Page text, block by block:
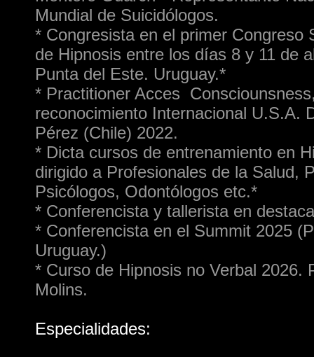
Mundial de Suicidólogos.
* Congresista en el primer Congreso
de Hipnosis entre los días 8 y 11 de
Punta del Este. Uruguay.*
* Practitioner Acces
reconocimiento Internacional U.S.A.
Pérez (Chile) 2022.
* Dicta cursos de entrenamiento en
dirigido a Profesionales de la Salud,
Psicólogos, Odontólogos etc.*
* Conferencista y tallerista en
* Conferencista en el Summit 2025
Uruguay.)
* Curso de Hipnosis no Verbal 2026.
Molins.
Especialidades: